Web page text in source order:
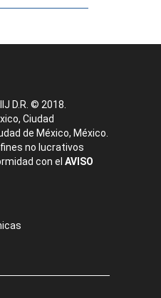
D.R. © 2018.
Ciudad
de México, México.
no lucrativos
con el AVISO